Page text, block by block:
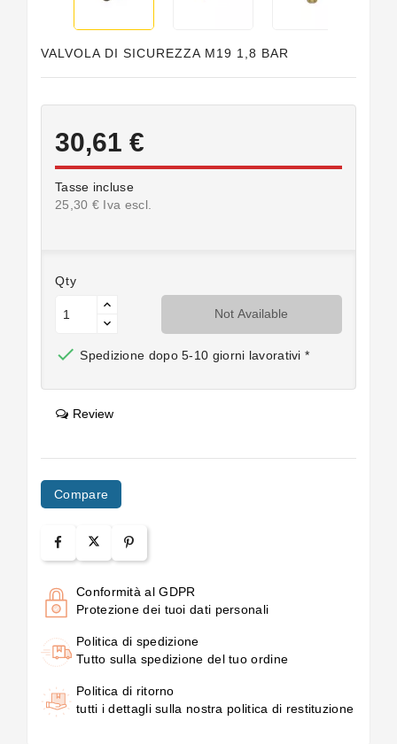
VALVOLA DI SICUREZZA M19 1,8 BAR
30,61 €
Tasse incluse
25,30 € Iva escl.
Qty
Not Available
 Spedizione dopo 5-10 giorni lavorativi *
Review
Compare
Conformità al GDPR
Protezione dei tuoi dati personali
Politica di spedizione
Tutto sulla spedizione del tuo ordine
Politica di ritorno
tutti i dettagli sulla nostra politica di restituzione